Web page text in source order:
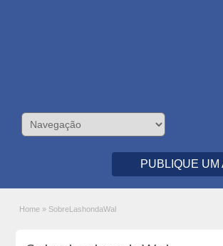
PUBLIQUE UM
Home » SobreLashondaWal